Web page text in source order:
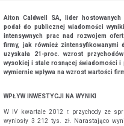
Aiton Caldwell SA, lider
podał do publicznej wiadomości
intensywnych prac nad rozwojem
firmy, jak również zintensyfikowanymi
uzyskała 21-proc. wzrost
wysokiej i stale rosnącej świadomości
wymiernie wpływa na wzrost wartości
WPŁYW INWESTYCJI NA WYNIKI
W IV kwartale 2012 r. przychody ze
wyniosły 3 212 tys. zł. Narastająco